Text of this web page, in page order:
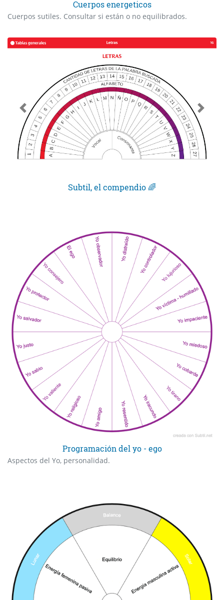
Cuerpos energeticos
Cuerpos sutiles. Consultar si están o no equilibrados.
Subtil, el compendio 🌈
Programación del yo - ego
Aspectos del Yo, personalidad.